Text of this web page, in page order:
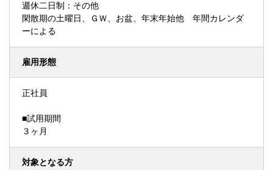
週休二日制：その他
閑散期の土曜日、ＧＷ、お盆、年末年始他 年間カレンダ
ーによる
雇用形態
正社員
■試用期間
３ヶ月
対象となる方